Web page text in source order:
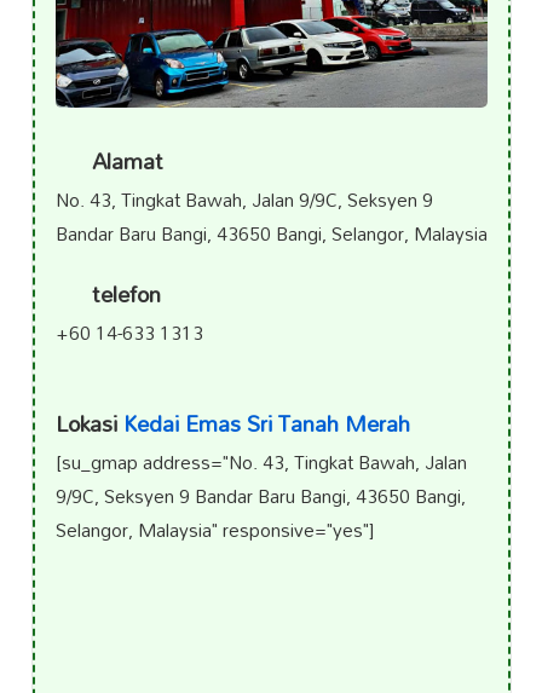
Alamat
No. 43, Tingkat Bawah, Jalan 9/9C, Seksyen 9
Bandar Baru Bangi, 43650 Bangi, Selangor, Malaysia
telefon
+60 14-633 1313
LokasiKedai Emas Sri Tanah Merah
[su_gmap address="No. 43, Tingkat Bawah, Jalan
9/9C, Seksyen 9 Bandar Baru Bangi, 43650 Bangi,
Selangor, Malaysia" responsive="yes"]